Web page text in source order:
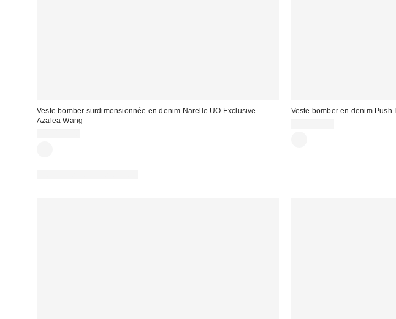
Veste bomber surdimensionnée en denim Narelle UO Exclusive
Azalea Wang
Veste bomber en denim Push